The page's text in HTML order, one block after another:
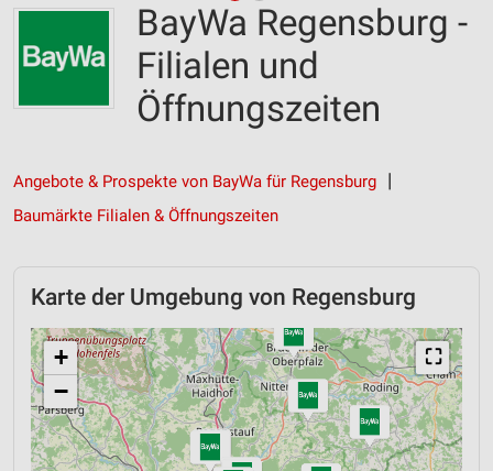
BayWa Regensburg -
Filialen und
Öffnungszeiten
Angebote & Prospekte von BayWa für Regensburg
Baumärkte Filialen & Öffnungszeiten
Karte der Umgebung von Regensburg
⛶
+
−